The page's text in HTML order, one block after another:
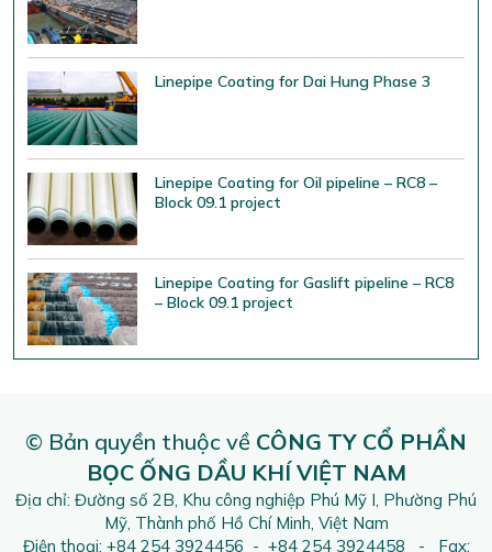
Linepipe Coating for Dai Hung Phase 3
Linepipe Coating for Oil pipeline – RC8 –
Block 09.1 project
Linepipe Coating for Gaslift pipeline – RC8
– Block 09.1 project
© Bản quyền thuộc về CÔNG TY CỔ PHẦN
BỌC ỐNG DẦU KHÍ VIỆT NAM
Địa chỉ: Đường số 2B, Khu công nghiệp Phú Mỹ I, Phường Phú
Mỹ, Thành phố Hồ Chí Minh, Việt Nam
Điện thoại: +84 254 3924456 - +84 254 3924458 - Fax: